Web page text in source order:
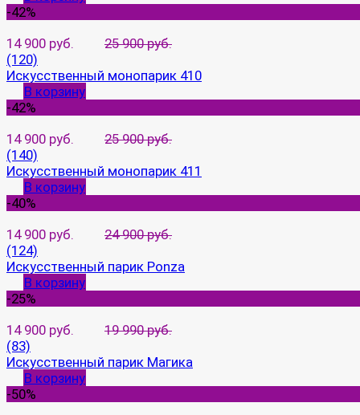
-42%
14 900 руб.
25 900 руб.
(120)
Искусственный монопарик 410
В корзину
-42%
14 900 руб.
25 900 руб.
(140)
Искусственный монопарик 411
В корзину
-40%
14 900 руб.
24 900 руб.
(124)
Искусственный парик Ponza
В корзину
-25%
14 900 руб.
19 990 руб.
(83)
Искусственный парик Магика
В корзину
-50%